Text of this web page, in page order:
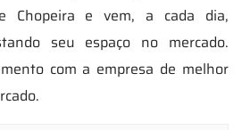
Chopeira e vem, a cada dia,
seu espaço no mercado.
com a empresa de melhor